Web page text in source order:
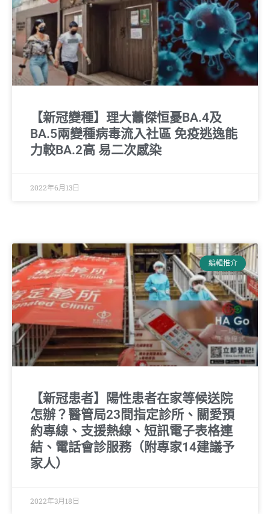
【新冠變種】理大蕭傑恒憂BA.4及
BA.5兩變種病毒流入社區 免疫逃逸能
力較BA.2高 易二次感染
2022年6月13日
編輯推介
【新冠患者】陽性患者在家等候送院
怎辦？醫管局23間指定診所、關愛預
約專線、支援熱線、短訊電子表格連
結、電話會診服務（附專家14建議予
家人）
2022年3月18日